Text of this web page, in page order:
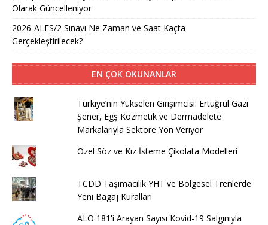
Olarak Güncelleniyor
2026-ALES/2 Sınavı Ne Zaman ve Saat Kaçta
Gerçekleştirilecek?
EN ÇOK OKUNANLAR
Türkiye’nin Yükselen Girişimcisi: Ertuğrul Gazi
Şener, Egş Kozmetik ve Dermadelete
Markalarıyla Sektöre Yön Veriyor
Özel Söz ve Kız İsteme Çikolata Modelleri
TCDD Taşımacılık YHT ve Bölgesel Trenlerde
Yeni Bagaj Kuralları
ALO 181'i Arayan Sayısı Kovid-19 Salgınıyla